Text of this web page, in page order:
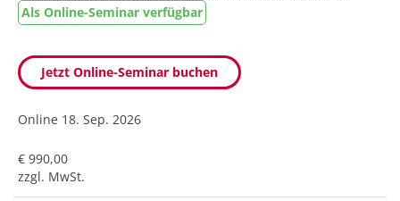
Als Online-Seminar verfügbar
Jetzt Online-Seminar buchen
Online 18. Sep. 2026
€ 990,00
zzgl. MwSt.